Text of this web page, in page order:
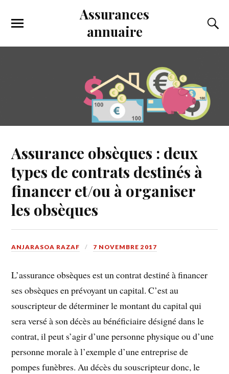
Assurances
annuaire
Assurance obsèques : deux
types de contrats destinés à
financer et/ou à organiser
les obsèques
ANJARASOA RAZAF 7 NOVEMBRE 2017
L’assurance obsèques est un contrat destiné à financer
ses obsèques en prévoyant un capital. C’est au
souscripteur de déterminer le montant du capital qui
sera versé à son décès au bénéficiaire désigné dans le
contrat, il peut s’agir d’une personne physique ou d’une
personne morale à l’exemple d’une entreprise de
pompes funèbres. Au décès du souscripteur donc, le